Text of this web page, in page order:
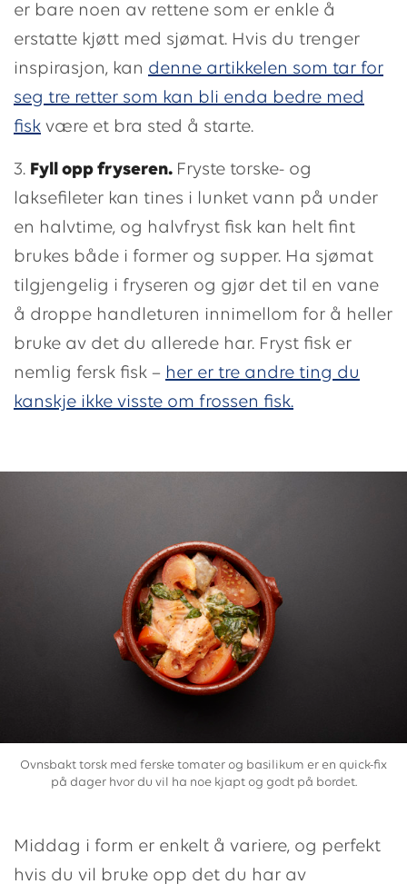
er bare noen av rettene som er enkle å
erstatte kjøtt med sjømat. Hvis du trenger
inspirasjon, kan denne artikkelen som tar for
seg tre retter som kan bli enda bedre med
fisk være et bra sted å starte.
3. Fyll opp fryseren. Fryste torske- og
laksefileter kan tines i lunket vann på under
en halvtime, og halvfryst fisk kan helt fint
brukes både i former og supper. Ha sjømat
tilgjengelig i fryseren og gjør det til en vane
å droppe handleturen innimellom for å heller
bruke av det du allerede har. Fryst fisk er
nemlig fersk fisk – her er tre andre ting du
kanskje ikke visste om frossen fisk.
Ovnsbakt torsk med ferske tomater og basilikum er en quick-fix
på dager hvor du vil ha noe kjapt og godt på bordet.
Middag i form er enkelt å variere, og perfekt
hvis du vil bruke opp det du har av